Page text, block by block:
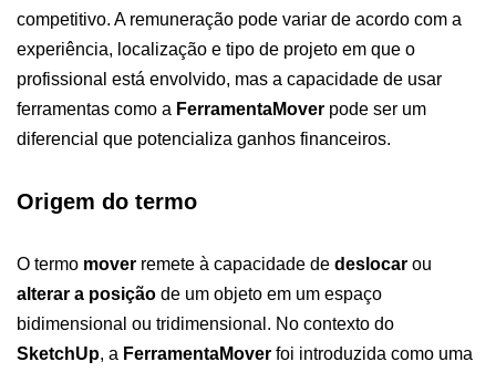
competitivo. A remuneração pode variar de acordo com a
experiência, localização e tipo de projeto em que o
profissional está envolvido, mas a capacidade de usar
ferramentas como a FerramentaMover pode ser um
diferencial que potencializa ganhos financeiros.
Origem do termo
O termo mover remete à capacidade de deslocar ou
alterar a posição de um objeto em um espaço
bidimensional ou tridimensional. No contexto do
SketchUp, a FerramentaMover foi introduzida como uma